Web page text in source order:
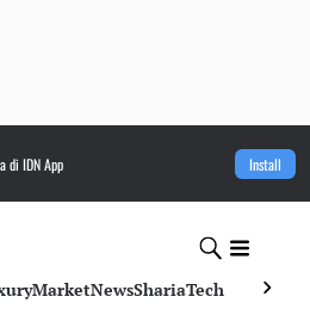
di IDN App Install
MarketNewsShariaTech